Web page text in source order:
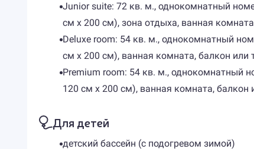
Junior suite: 72 кв. м., однокомнатный
см х 200 см), зона отдыха, ванная
Deluxe room: 54 кв. м., однокомнатный
см х 200 см), ванная комната, балкон
Premium room: 54 кв. м., однокомнатный
120 см х 200 см), ванная комната,
Для детей
детский бассейн (с подогревом зимой)